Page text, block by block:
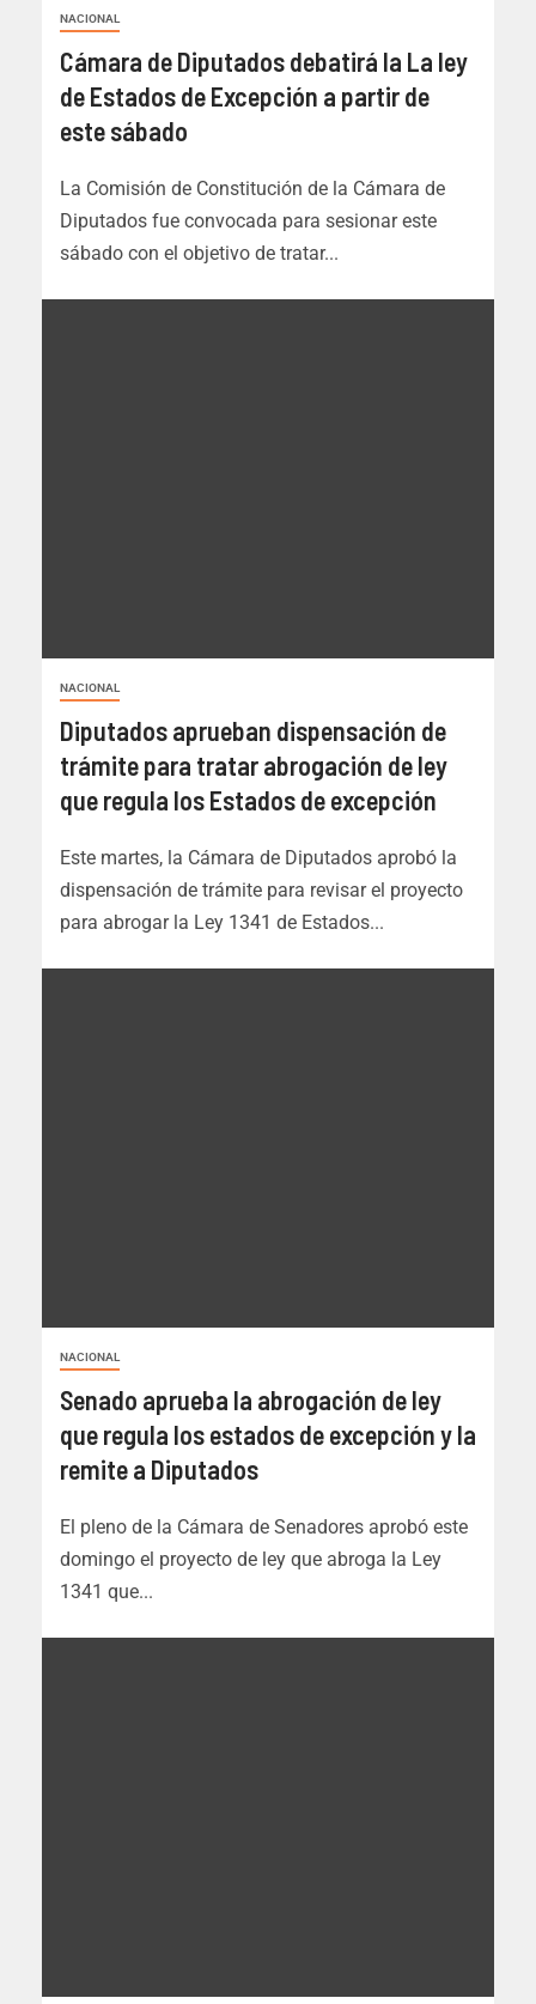
NACIONAL
Cámara de Diputados debatirá la La ley
de Estados de Excepción a partir de
este sábado
La Comisión de Constitución de la Cámara de
Diputados fue convocada para sesionar este
sábado con el objetivo de tratar...
NACIONAL
Diputados aprueban dispensación de
trámite para tratar abrogación de ley
que regula los Estados de excepción
Este martes, la Cámara de Diputados aprobó la
dispensación de trámite para revisar el proyecto
para abrogar la Ley 1341 de Estados...
NACIONAL
Senado aprueba la abrogación de ley
que regula los estados de excepción y la
remite a Diputados
El pleno de la Cámara de Senadores aprobó este
domingo el proyecto de ley que abroga la Ley
1341 que...